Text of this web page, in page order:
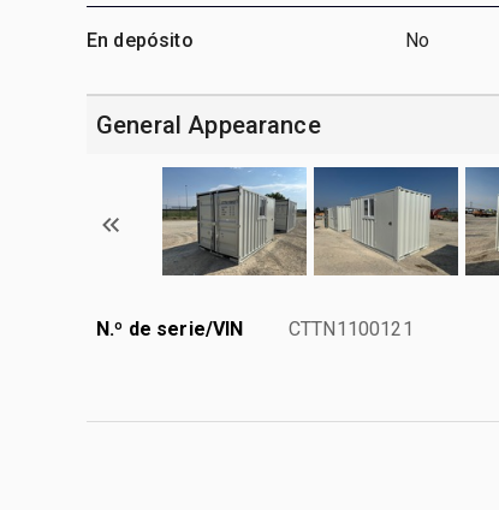
En depósito No
General Appearance
N.º de serie/VIN CTTN1100121